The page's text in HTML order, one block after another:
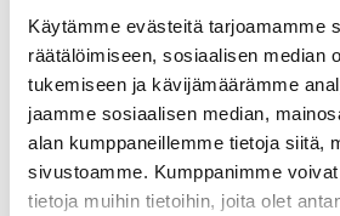
Käytämme evästeitä tarjoamamme
räätälöimiseen, sosiaalisen median
tukemiseen ja kävijämäärämme
jaamme sosiaalisen median,
alan kumppaneillemme tietoja siitä,
sivustoamme. Kumppanimme
tietoja muihin tietoihin, joita olet
Pöytälamppu Nissrin